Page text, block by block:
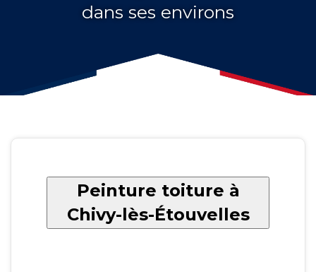
dans ses environs
Peinture toiture à
Chivy-lès-Étouvelles